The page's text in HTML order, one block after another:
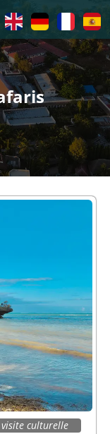
visite culturelle